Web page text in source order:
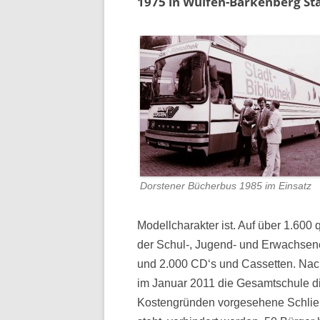
Dorstener Bücherbus 1985 im Einsatz
Modellcharakter ist. Auf über
der Schul-, Jugend- und
und 2.000 CD‘s und Cassetten.
im Januar 2011 die Gesamtschule
Kostengründen vorgesehene